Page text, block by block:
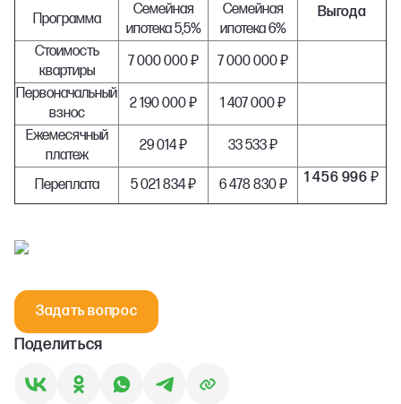
Программа
Семейная
ипотека 5,5%
Семейная
ипотека 6%
Выгода
Стоимость
квартиры
7 000 000 ₽
7 000 000 ₽
Первоначальный
взнос
2 190 000 ₽
1 407 000 ₽
Ежемесячный
платеж
29 014 ₽ 33 533 ₽
Переплата 5 021 834 ₽ 6 478 830 ₽ 1 456 996 ₽
Задать вопрос
Поделиться